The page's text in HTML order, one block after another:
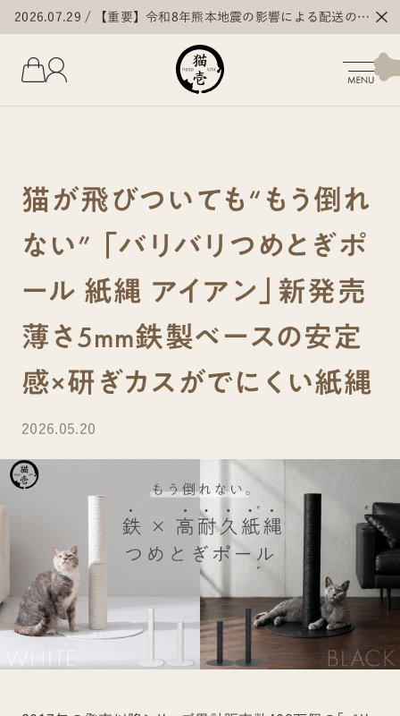
2026.07.29
【重要】令和8年熊本地震の影響による配送の遅
延・停止について
猫が飛びついても“もう倒れ
ない” 「バリバリつめとぎポ
ール 紙縄 アイアン」新発売
薄さ5mm鉄製ベースの安定
感×研ぎカスがでにくい紙縄
2026.05.20